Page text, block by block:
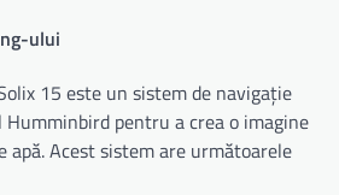
ului
15 este un sistem de navigație
pentru a crea o imagine
apă. Acest sistem are următoarele